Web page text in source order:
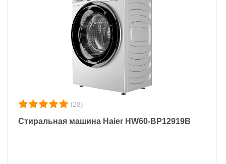
(28)
Стиральная машина Haier HW60-BP12919B